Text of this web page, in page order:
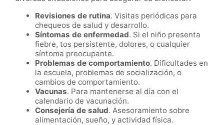
Revisiones de rutina. Visitas periódicas para
chequeos de salud y desarrollo.
Síntomas de enfermedad. Si el niño presenta
fiebre, tos persistente, dolores, o cualquier
síntoma preocupante.
Problemas de comportamiento. Dificultades en
la escuela, problemas de socialización, o
cambios de comportamiento.
Vacunas. Para mantenerse al día con el
calendario de vacunación.
Consejería de salud. Asesoramiento sobre
alimentación, sueño, y actividad física.